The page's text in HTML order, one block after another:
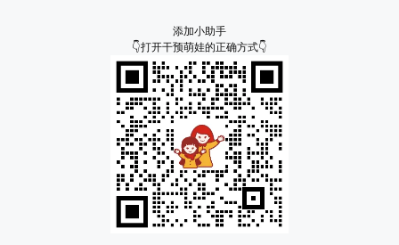
添加小助手
👇打开干预萌娃的正确方式👇